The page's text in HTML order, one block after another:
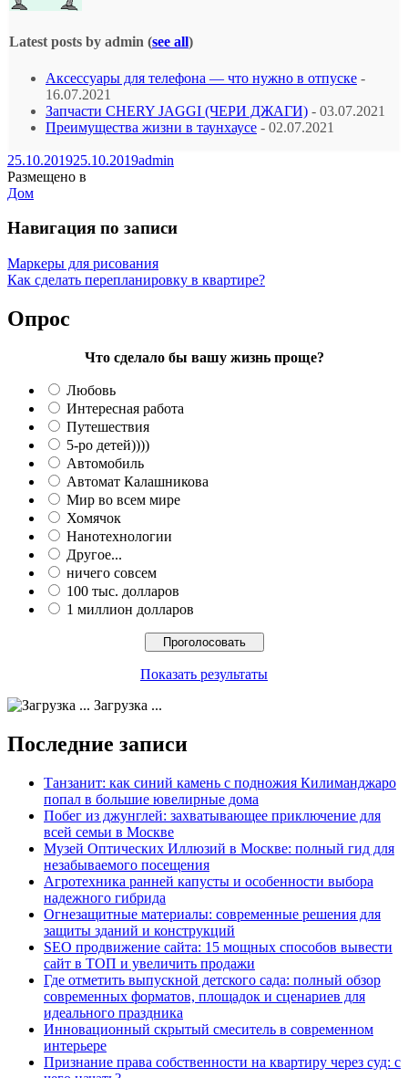
Latest posts by admin (see all)
Аксессуары для телефона — что нужно в отпуске -
16.07.2021
Запчасти CHERY JAGGI (ЧЕРИ ДЖАГИ) - 03.07.2021
Преимущества жизни в таунхаусе - 02.07.2021
25.10.201925.10.2019admin
Размещено в
Дом
Навигация по записи
Маркеры для рисования
Как сделать перепланировку в квартире?
Опрос
Что сделало бы вашу жизнь проще?
Любовь
Интересная работа
Путешествия
5-ро детей))))
Автомобиль
Автомат Калашникова
Мир во всем мире
Хомячок
Нанотехнологии
Другое...
ничего совсем
100 тыс. долларов
1 миллион долларов
Показать результаты
Загрузка ...
Последние записи
Танзанит: как синий камень с подножия Килиманджаро
попал в большие ювелирные дома
Побег из джунглей: захватывающее приключение для
всей семьи в Москве
Музей Оптических Иллюзий в Москве: полный гид для
незабываемого посещения
Агротехника ранней капусты и особенности выбора
надежного гибрида
Огнезащитные материалы: современные решения для
защиты зданий и конструкций
SEO продвижение сайта: 15 мощных способов вывести
сайт в ТОП и увеличить продажи
Где отметить выпускной детского сада: полный обзор
современных форматов, площадок и сценариев для
идеального праздника
Инновационный скрытый смеситель в современном
интерьере
Признание права собственности на квартиру через суд: с